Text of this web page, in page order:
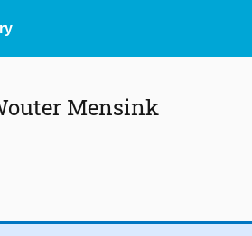
Mensink